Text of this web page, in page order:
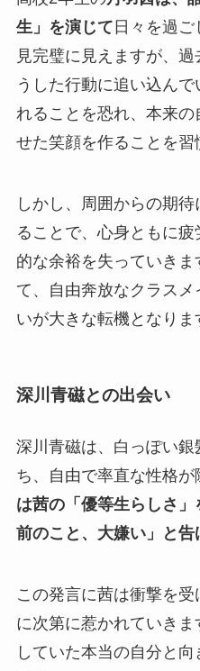
生」を演じて 日々を過
見完璧に見えますが、
うした行動に追い込ん
れることを恐れ、本来
せた笑顔を作ることを習
しかし、
周囲からの期
ることで、心身ともに
的な余裕を失っていきま
て、自由奔放なクラス
いが大きな転機となりま
深川青磁との出会い
深川青磁は、白っぽい
ち、自由で率直な性格が
は茜の「優等生らしさ
前のこと、大嫌い」と告
この発言に茜は衝撃を
に次第に惹かれていきま
していた本当の自分と